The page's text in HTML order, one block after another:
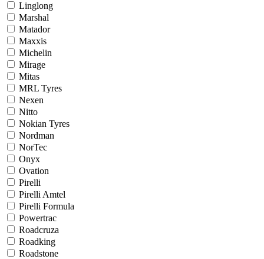
Linglong
Marshal
Matador
Maxxis
Michelin
Mirage
Mitas
MRL Tyres
Nexen
Nitto
Nokian Tyres
Nordman
NorTec
Onyx
Ovation
Pirelli
Pirelli Amtel
Pirelli Formula
Powertrac
Roadcruza
Roadking
Roadstone